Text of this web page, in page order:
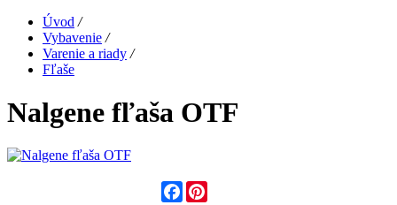
Úvod /
Vybavenie /
Varenie a riady /
Fľaše
Nalgene fľaša OTF
Facebook